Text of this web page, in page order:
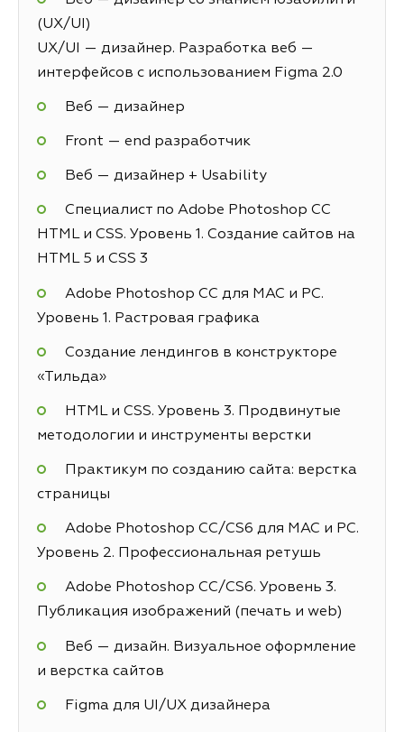
(UX/UI)
UX/UI — дизайнер. Разработка веб —
интерфейсов с использованием Figma 2.0
Веб — дизайнер
Front — end разработчик
Веб — дизайнер + Usability
Специалист по Adobe Photoshop СС
HTML и CSS. Уровень 1. Создание сайтов на
HTML 5 и СSS 3
Adobe Photoshop CC для MAC и PC.
Уровень 1. Растровая графика
Создание лендингов в конструкторе
«Тильда»
HTML и CSS. Уровень 3. Продвинутые
методологии и инструменты верстки
Практикум по созданию сайта: верстка
страницы
Adobe Photoshop СС/CS6 для MAC и PC.
Уровень 2. Профессиональная ретушь
Adobe Photoshop СС/CS6. Уровень 3.
Публикация изображений (печать и web)
Веб — дизайн. Визуальное оформление
и верстка сайтов
Figma для UI/UX дизайнера